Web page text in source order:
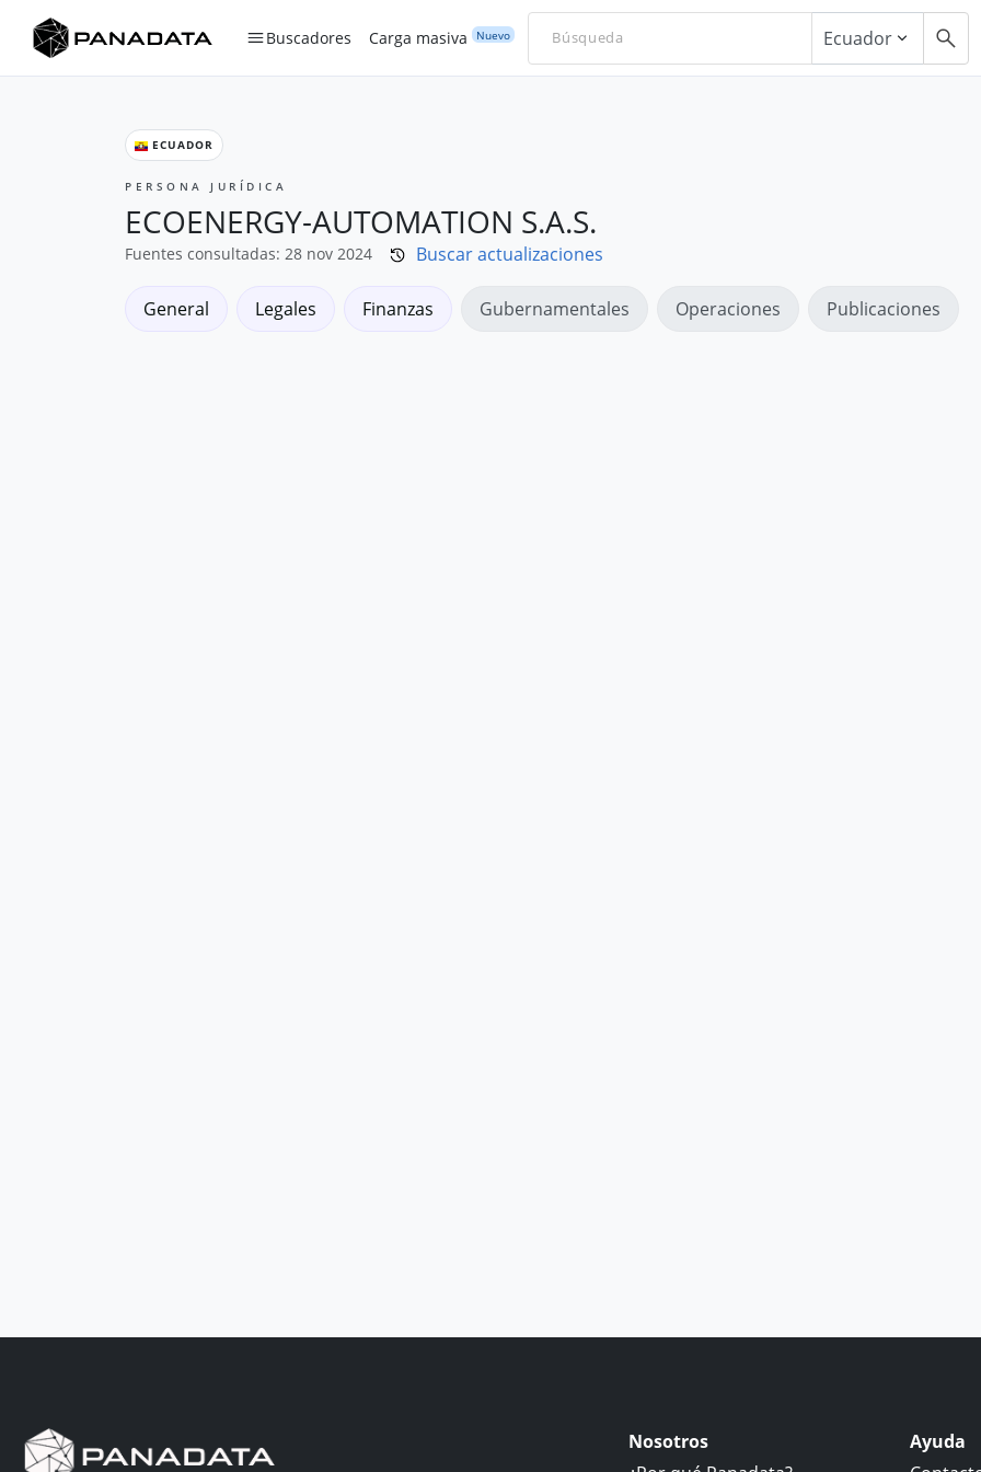
Buscadores Carga masiva Nuevo Ecuador
ECUADOR
PERSONA JURÍDICA
ECOENERGY-AUTOMATION S.A.S.
Fuentes consultadas: 28 nov 2024 Buscar actualizaciones
General Legales Finanzas Gubernamentales Operaciones Publicaciones
Nosotros
Ayuda